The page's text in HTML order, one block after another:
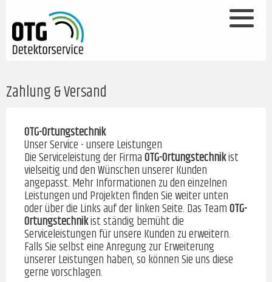
Zahlung & Versand
OTG-Ortungstechnik
Unser Service - unsere Leistungen
Die Serviceleistung der FirmaOTG-Ortungstechnikist
vielseitig und den Wünschen unserer Kunden
angepasst. Mehr Informationen zu den einzelnen
Leistungen und Projekten finden Sie weiter unten
oder über die Links auf der linken Seite. Das TeamOTG-
Ortungstechnikist ständig bemüht die
Serviceleistungen für unsere Kunden zu erweitern.
Falls Sie selbst eine Anregung zur Erweiterung
unserer Leistungen haben, so können Sie uns diese
gerne vorschlagen.